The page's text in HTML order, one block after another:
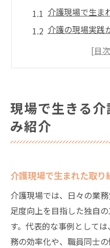
介護現場で生ま
介護の現場実践
高齢者福祉向上
人材確保を叶える
介護人材確保の
介護施設で広が
業務効率化がカギと
介護業務効率化
介護現場で進む
現場で生きる
み紹介
介護現場で生まれた取り
介護現場では、日々の業
足度向上を目指した独自
す。代表的な事例として
務の効率化や、職員同士